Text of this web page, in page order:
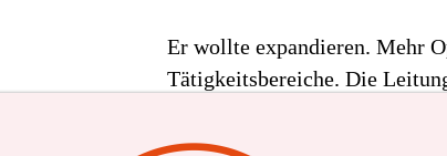
Er wollte expandieren. Mehr
Tätigkeitsbereiche. Die
„Universitären